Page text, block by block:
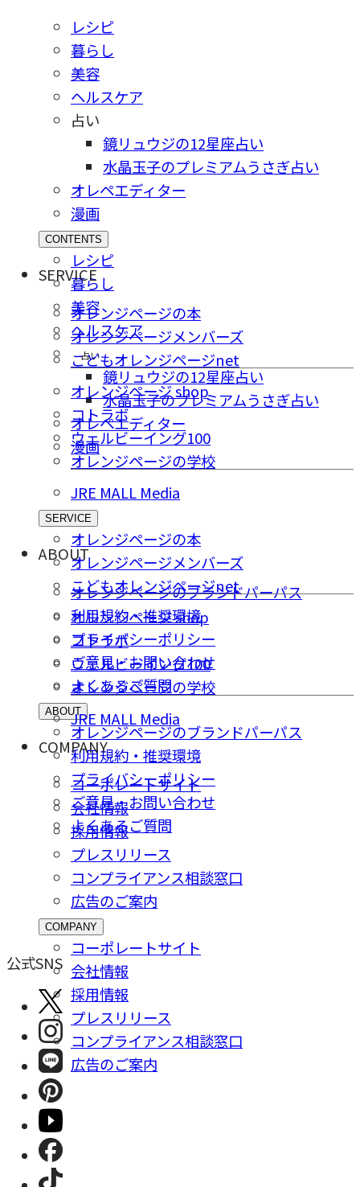
レシピ
暮らし
美容
ヘルスケア
占い
鏡リュウジの12星座占い
水晶玉子のプレミアムうさぎ占い
オレペエディター
漫画
CONTENTS
レシピ
暮らし
美容
ヘルスケア
占い
鏡リュウジの12星座占い
水晶玉子のプレミアムうさぎ占い
オレペエディター
漫画
SERVICE
オレンジページの本
オレンジページメンバーズ
こどもオレンジページnet
オレンジページ shop
コトラボ
ウェルビーイング100
オレンジページの学校
JRE MALL Media
SERVICE
オレンジページの本
オレンジページメンバーズ
こどもオレンジページnet
オレンジページ shop
コトラボ
ウェルビーイング100
オレンジページの学校
JRE MALL Media
ABOUT
オレンジページのブランドパーパス
利用規約・推奨環境
プライバシーポリシー
ご意⾒・お問い合わせ
よくあるご質問
ABOUT
オレンジページのブランドパーパス
利用規約・推奨環境
プライバシーポリシー
ご意⾒・お問い合わせ
よくあるご質問
COMPANY
コーポレートサイト
会社情報
採⽤情報
プレスリリース
コンプライアンス相談窓⼝
広告のご案内
COMPANY
コーポレートサイト
会社情報
採⽤情報
プレスリリース
コンプライアンス相談窓⼝
広告のご案内
公式SNS